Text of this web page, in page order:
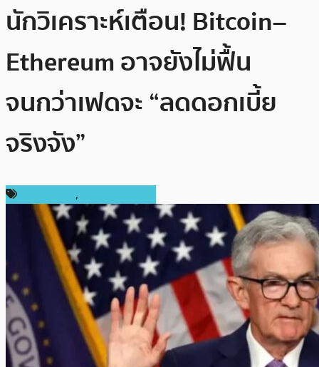
นักวิเคราะห์เตือน! Bitcoin–
Ethereum อาจยังไม่ฟื้น
จนกว่าเฟดจะ “ลดดอกเบี้ย
จริงจัง”
,